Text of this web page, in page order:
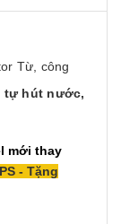
Từ, công
tự hút nước,
mới thay
- Tặng